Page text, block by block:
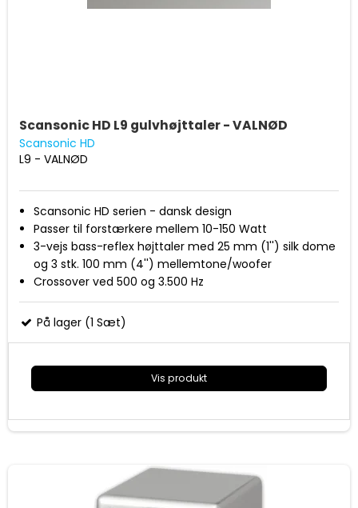
Scansonic HD L9 gulvhøjttaler - VALNØD
Scansonic HD
L9 - VALNØD
Scansonic HD serien - dansk design
Passer til forstærkere mellem 10-150 Watt
3-vejs bass-reflex højttaler med 25 mm (1'') silk dome
og 3 stk. 100 mm (4'') mellemtone/woofer
Crossover ved 500 og 3.500 Hz
Frekvensområde 45-20.000 Hz
8 Ohm modstand
Sensitivitet 89 dB 1 watt
Fødder med spikes i aluminium
På lager (1 Sæt)
Vis produkt